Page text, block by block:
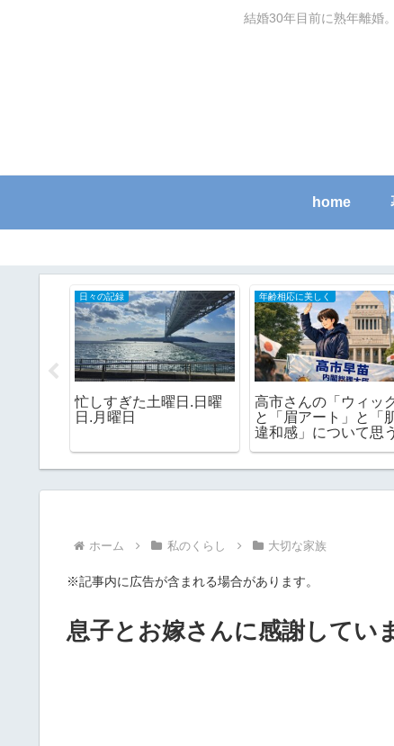
結婚30年目前に熟年離婚
home
関節リウマチ初期症状と治療の全記録
震災時の薬はどうする？
持病がある人の「冷蔵保
大好き映画
5回目の「マイケル」
ハッキリ分かったド
ーと通常版との違い
ホーム 私のくらし 大切な家族
※記事内に広告が含まれる場合があります。
息子とお嫁さんに感謝してい